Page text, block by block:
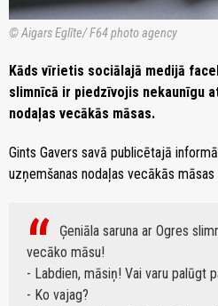
© Aigars Eglīte/ F64 photo agency
Kāds vīrietis sociālajā medijā
slimnīcā ir piedzīvojis nekaunīgu
nodaļas vecākās māsas.
Gints Gavers savā publicētajā
uzņemšanas nodaļas vecākās māsas
Ģeniāla saruna ar Ogres
vecāko māsu!
- Labdien, māsiņ! Vai varu palūgt
- Ko vajag?